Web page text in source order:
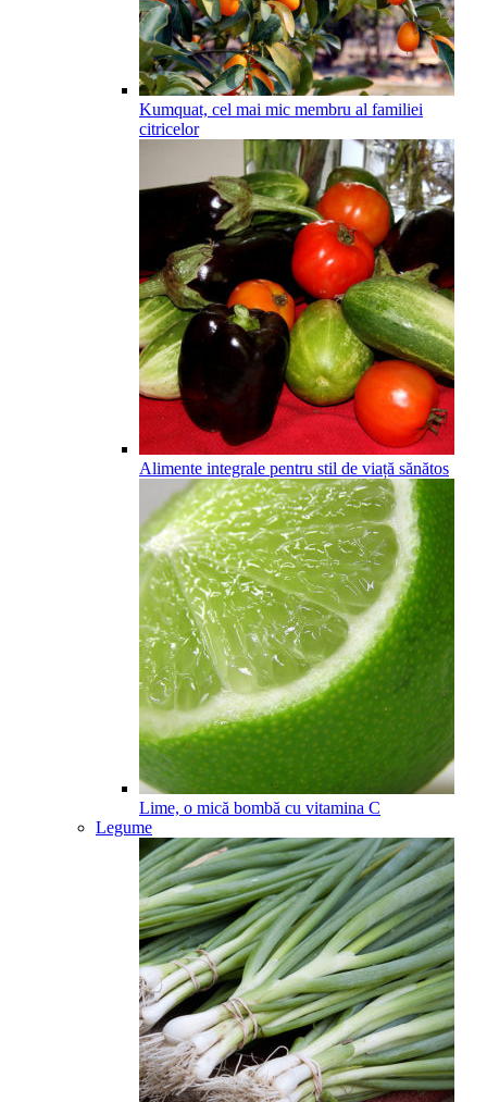
Kumquat, cel mai mic membru al familiei
citricelor
Alimente integrale pentru stil de viață sănătos
Lime, o mică bombă cu vitamina C
Legume